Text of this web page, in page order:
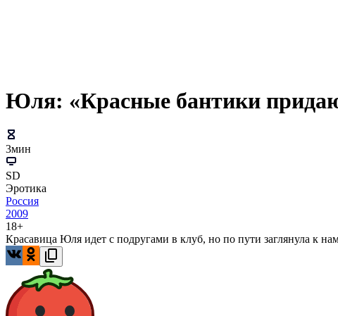
Юля: «Красные бантики
3мин
SD
Эротика
Россия
2009
18+
Красавица Юля идет с подругами в клуб, но по пути заглянула к